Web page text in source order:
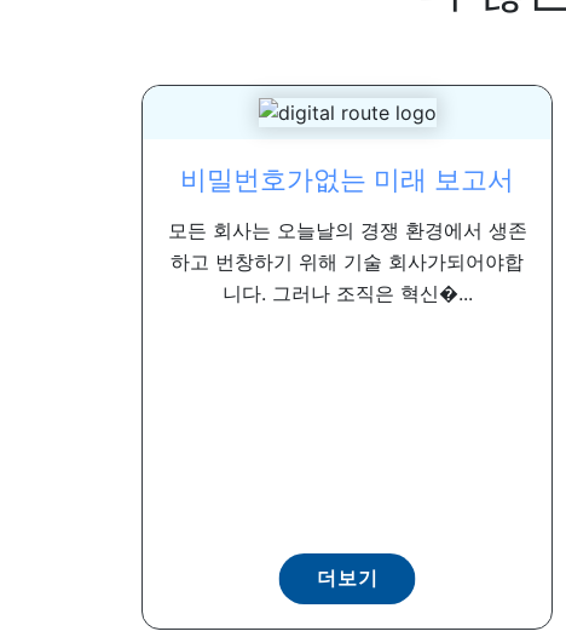
비밀번호가없는 미래 보고서
모든 회사는 오늘날의 경쟁 환경에서 생존
하고 번창하기 위해 기술 회사가되어야합
니다. 그러나 조직은 혁신�...
더보기